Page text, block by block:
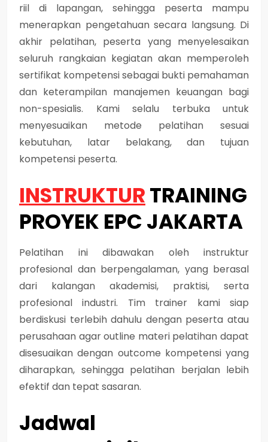
riil di lapangan, sehingga peserta mampu
menerapkan pengetahuan secara langsung. Di
akhir pelatihan, peserta yang menyelesaikan
seluruh rangkaian kegiatan akan memperoleh
sertifikat kompetensi sebagai bukti pemahaman
dan keterampilan manajemen keuangan bagi
non-spesialis. Kami selalu terbuka untuk
menyesuaikan metode pelatihan sesuai
kebutuhan, latar belakang, dan tujuan
kompetensi peserta.
INSTRUKTURTRAINING
PROYEK EPC JAKARTA
Pelatihan ini dibawakan oleh instruktur
profesional dan berpengalaman, yang berasal
dari kalangan akademisi, praktisi, serta
profesional industri. Tim trainer kami siap
berdiskusi terlebih dahulu dengan peserta atau
perusahaan agar outline materi pelatihan dapat
disesuaikan dengan outcome kompetensi yang
diharapkan, sehingga pelatihan berjalan lebih
efektif dan tepat sasaran.
Jadwal